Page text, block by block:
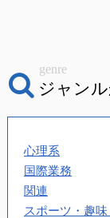
ジャン
genre
心理系
国際業務
関連
スポーツ・趣